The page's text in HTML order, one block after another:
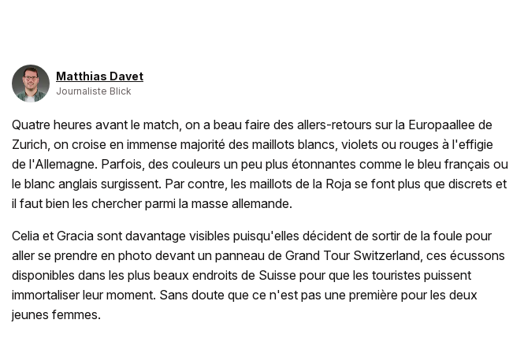
Matthias Davet
Journaliste Blick
Quatre heures avant le match, on a beau faire des allers-retours sur la Europaallee de
Zurich, on croise en immense majorité des maillots blancs, violets ou rouges à l'effigie
de l'Allemagne. Parfois, des couleurs un peu plus étonnantes comme le bleu français ou
le blanc anglais surgissent. Par contre, les maillots de la Roja se font plus que discrets et
il faut bien les chercher parmi la masse allemande.
Celia et Gracia sont davantage visibles puisqu'elles décident de sortir de la foule pour
aller se prendre en photo devant un panneau de Grand Tour Switzerland, ces écussons
disponibles dans les plus beaux endroits de Suisse pour que les touristes puissent
immortaliser leur moment. Sans doute que ce n'est pas une première pour les deux
jeunes femmes.